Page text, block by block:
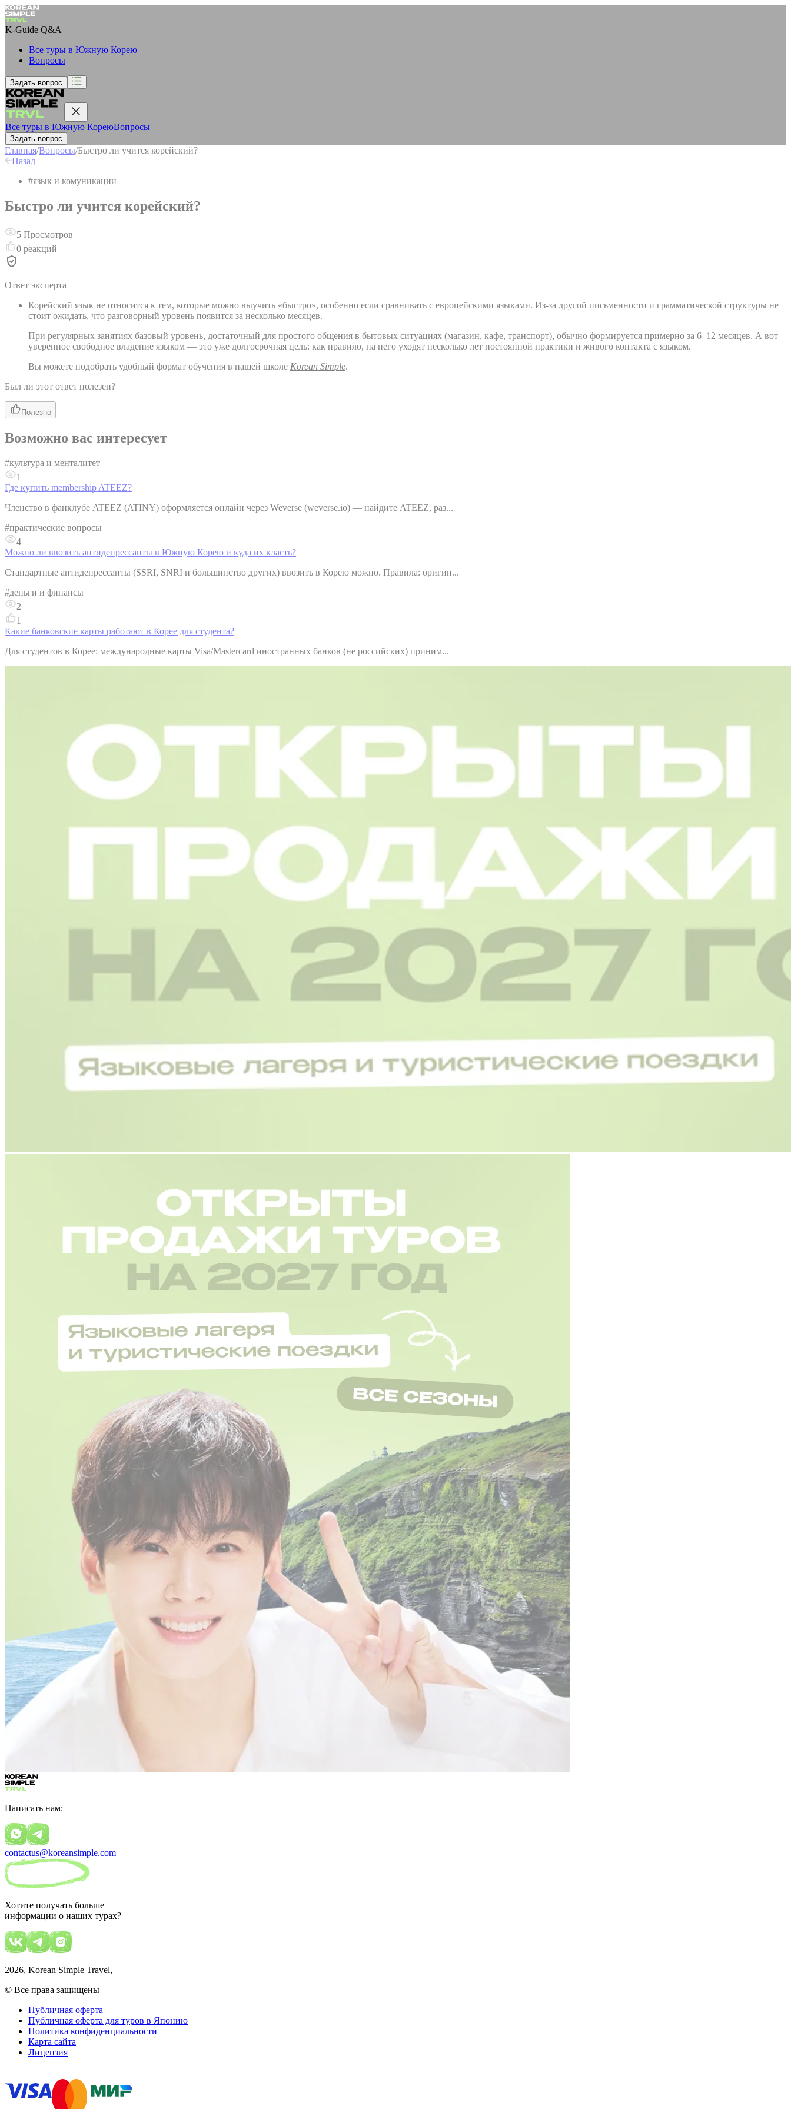
K-Guide Q&A
Все туры в Южную Корею
Вопросы
Задать вопрос
Все туры в Южную КореюВопросы
Задать вопрос
Главная/Вопросы/Быстро ли учится корейский?
Назад
#язык и комуникации
Быстро ли учится корейский?
5 Просмотров
0 реакций
Ответ эксперта
Корейский язык не относится к тем, которые можно выучить «быстро», особенно если сравнивать с европейскими языками. Из-за другой письменности и грамматической структуры не
стоит ожидать, что разговорный уровень появится за несколько месяцев.
При регулярных занятиях базовый уровень, достаточный для простого общения в бытовых ситуациях (магазин, кафе, транспорт), обычно формируется примерно за 6–12 месяцев. А вот
уверенное свободное владение языком — это уже долгосрочная цель: как правило, на него уходят несколько лет постоянной практики и живого контакта с языком.
Вы можете подобрать удобный формат обучения в нашей школе Korean Simple.
Был ли этот ответ полезен?
Полезно
Возможно вас интересует
#культура и менталитет
1
Где купить membership ATEEZ?
Членство в фанклубе ATEEZ (ATINY) оформляется онлайн через Weverse (weverse.io) — найдите ATEEZ, раз...
#практические вопросы
4
Можно ли ввозить антидепрессанты в Южную Корею и куда их класть?
Стандартные антидепрессанты (SSRI, SNRI и большинство других) ввозить в Корею можно. Правила: оригин...
#деньги и финансы
2
1
Какие банковские карты работают в Корее для студента?
Для студентов в Корее: международные карты Visa/Mastercard иностранных банков (не российских) приним...
Написать нам:
contactus@koreansimple.com
Хотите получать больше
информации о наших турах?
2026, Korean Simple Travel,
© Все права защищены
Публичная оферта
Публичная оферта для туров в Японию
Политика конфиденциальности
Карта сайта
Лицензия